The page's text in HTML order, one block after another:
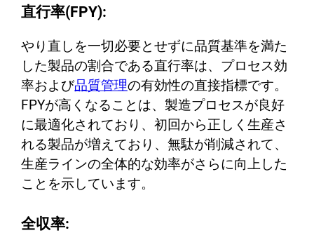
直行率(FPY):
やり直しを一切必要とせずに品質基準を満た
した製品の割合である直行率は、プロセス効
率および品質管理の有効性の直接指標です。
FPYが高くなることは、製造プロセスが良好
に最適化されており、初回から正しく生産さ
れる製品が増えており、無駄が削減されて、
生産ラインの全体的な効率がさらに向上した
ことを示しています。
全収率: